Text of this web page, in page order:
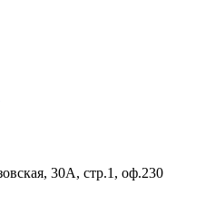
30А, стр.1, оф.230